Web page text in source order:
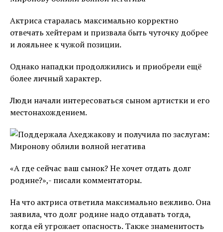
Актриса старалась максимально корректно
отвечать хейтерам и призвала быть чуточку добрее
и лояльнее к чужой позиции.
Однако нападки продолжились и приобрели ещё
более личный характер.
Люди начали интересоваться сыном артистки и его
местонахождением.
«А где сейчас ваш сынок? Не хочет отдать долг
родине?»,- писали комментаторы.
На что актриса ответила максимально вежливо. Она
заявила, что долг родине надо отдавать тогда,
когда ей угрожает опасность. Также знаменитость